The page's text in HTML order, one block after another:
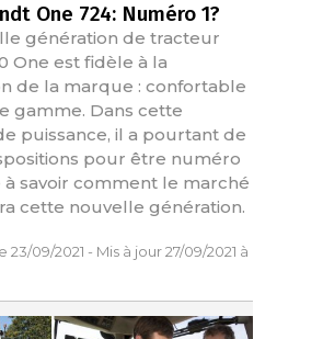
One 724: Numéro 1?
génération de tracteur
One est fidèle à la
de la marque : confortable
gamme. Dans cette
puissance, il a pourtant de
pour être numéro
à savoir comment le marché
cette nouvelle génération.
23/09/2021 - Mis à jour 27/09/2021 à